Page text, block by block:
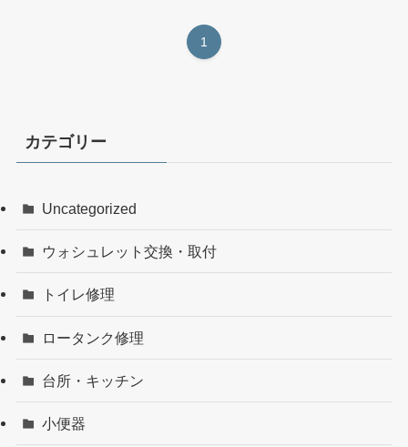
1
カテゴリー
Uncategorized
ウォシュレット交換・取付
トイレ修理
ロータンク修理
台所・キッチン
小便器